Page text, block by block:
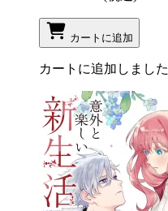
カートに追加
カートに追加しました